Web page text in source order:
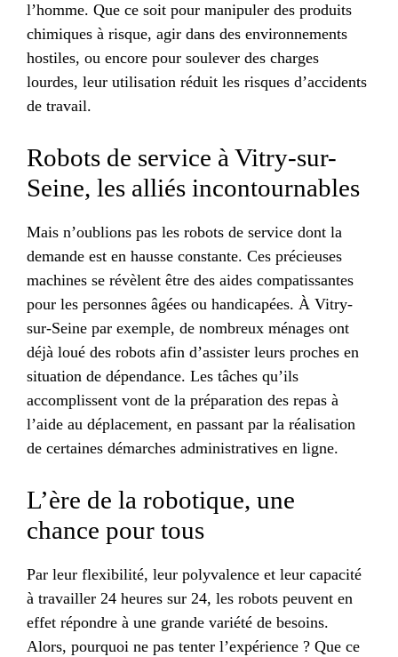
l’homme. Que ce soit pour manipuler des produits
chimiques à risque, agir dans des environnements
hostiles, ou encore pour soulever des charges
lourdes, leur utilisation réduit les risques d’accidents
de travail.
Robots de service à Vitry-sur-
Seine, les alliés incontournables
Mais n’oublions pas les robots de service dont la
demande est en hausse constante. Ces précieuses
machines se révèlent être des aides compatissantes
pour les personnes âgées ou handicapées. À Vitry-
sur-Seine par exemple, de nombreux ménages ont
déjà loué des robots afin d’assister leurs proches en
situation de dépendance. Les tâches qu’ils
accomplissent vont de la préparation des repas à
l’aide au déplacement, en passant par la réalisation
de certaines démarches administratives en ligne.
L’ère de la robotique, une
chance pour tous
Par leur flexibilité, leur polyvalence et leur capacité
à travailler 24 heures sur 24, les robots peuvent en
effet répondre à une grande variété de besoins.
Alors, pourquoi ne pas tenter l’expérience ? Que ce